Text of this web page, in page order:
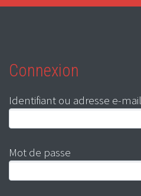
Connexion
Identifiant ou adresse e-mail
Mot de passe